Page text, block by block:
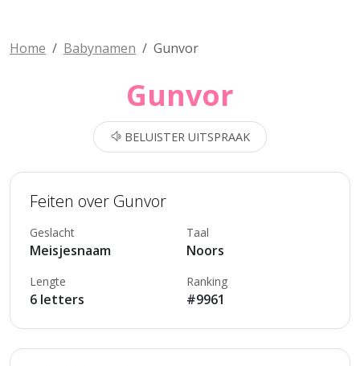
Home Babynamen Gunvor
Gunvor
BELUISTER UITSPRAAK
Feiten over Gunvor
Geslacht
Meisjesnaam
Taal
Noors
Lengte
6 letters
Ranking
#9961